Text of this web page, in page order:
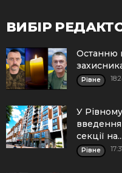
ВИБІР
Останню
Рівне
У
секції на...
Рівне